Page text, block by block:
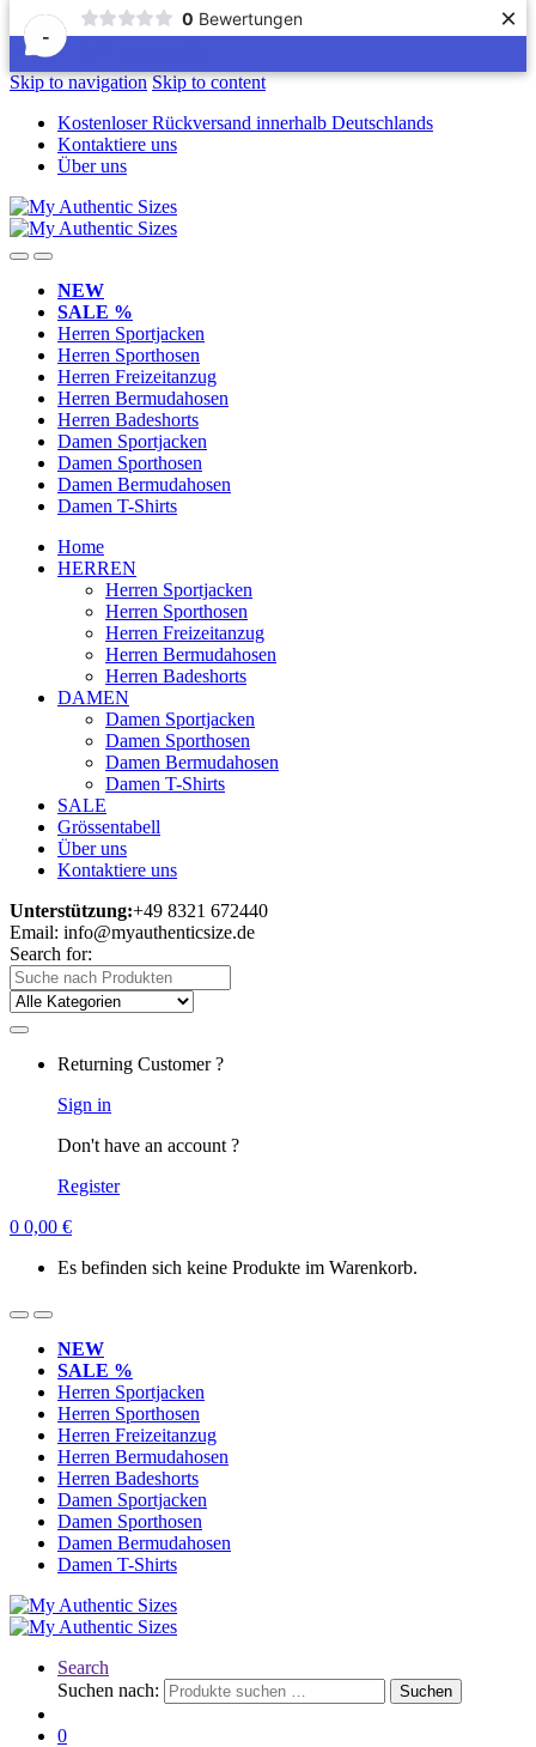
-
0 Bewertungen ×
Skip to navigation Skip to content
Kostenloser Rückversand innerhalb Deutschlands
Kontaktiere uns
Über uns
NEW
SALE %
Herren Sportjacken
Herren Sporthosen
Herren Freizeitanzug
Herren Bermudahosen
Herren Badeshorts
Damen Sportjacken
Damen Sporthosen
Damen Bermudahosen
Damen T-Shirts
Home
HERREN
Herren Sportjacken
Herren Sporthosen
Herren Freizeitanzug
Herren Bermudahosen
Herren Badeshorts
DAMEN
Damen Sportjacken
Damen Sporthosen
Damen Bermudahosen
Damen T-Shirts
SALE
Grössentabell
Über uns
Kontaktiere uns
Unterstützung:+49 8321 672440
Email: info@myauthenticsize.de
Search for:
Returning Customer ?
Sign in
Don't have an account ?
Register
0 0,00 €
Es befinden sich keine Produkte im Warenkorb.
NEW
SALE %
Herren Sportjacken
Herren Sporthosen
Herren Freizeitanzug
Herren Bermudahosen
Herren Badeshorts
Damen Sportjacken
Damen Sporthosen
Damen Bermudahosen
Damen T-Shirts
Search
Suchen nach:
Suchen
0